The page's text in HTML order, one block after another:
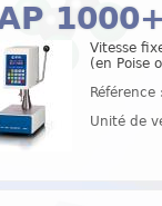
Vitesse
(en Poise
Unité de